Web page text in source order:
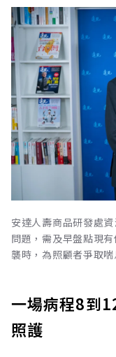
安達人壽商品研發處
問題，需及早盤點現
襲時，為照顧者爭取喘
一場病程8到
照護